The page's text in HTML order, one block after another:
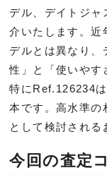
デル、デイトジ
介いたします。近
デルとは異なり、
性」と「使いやす
特にRef.126234
本です。高水準の
として検討される
今回の査定